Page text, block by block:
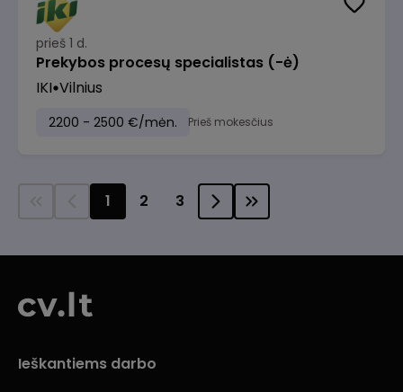
prieš 1 d.
Prekybos procesų specialistas (-ė)
IKI Vilnius
2200 - 2500 €/mėn. Prieš mokesčius
1 2 3
Ieškantiems darbo